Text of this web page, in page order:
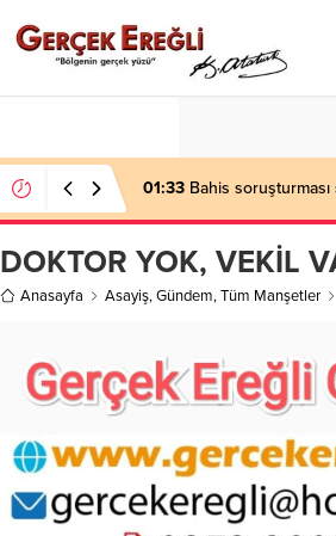
01:33 Bahis
DOKTOR YOK, VEKİL
Anasayfa Asayiş,Gündem,Tüm Manşetler